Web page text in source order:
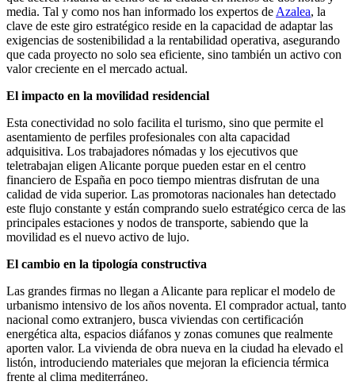
media. Tal y como nos han informado los expertos deAzalea, la
clave de este giro estratégico reside en la capacidad de adaptar las
exigencias de sostenibilidad a la rentabilidad operativa, asegurando
que cada proyecto no solo sea eficiente, sino también un activo con
valor creciente en el mercado actual.
El impacto en la movilidad residencial
Esta conectividad no solo facilita el turismo, sino que permite el
asentamiento de perfiles profesionales con alta capacidad
adquisitiva. Los trabajadores nómadas y los ejecutivos que
teletrabajan eligen Alicante porque pueden estar en el centro
financiero de España en poco tiempo mientras disfrutan de una
calidad de vida superior. Las promotoras nacionales han detectado
este flujo constante y están comprando suelo estratégico cerca de las
principales estaciones y nodos de transporte, sabiendo que la
movilidad es el nuevo activo de lujo.
El cambio en la tipología constructiva
Las grandes firmas no llegan a Alicante para replicar el modelo de
urbanismo intensivo de los años noventa. El comprador actual, tanto
nacional como extranjero, busca viviendas con certificación
energética alta, espacios diáfanos y zonas comunes que realmente
aporten valor. La vivienda de obra nueva en la ciudad ha elevado el
listón, introduciendo materiales que mejoran la eficiencia térmica
frente al clima mediterráneo.